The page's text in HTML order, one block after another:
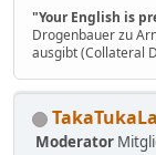
"Your English is
Drogenbauer zu
ausgibt (Collateral
Moderator